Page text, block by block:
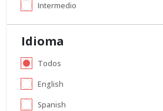
Intermedio
Idioma
Todos
English
Spanish